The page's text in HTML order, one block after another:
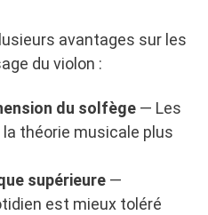
avantages sur les
du violon :
du solfège — Les
théorie musicale plus
supérieure —
est mieux toléré